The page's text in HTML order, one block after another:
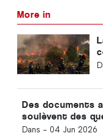
More in
Des documents
soulèvent des
politiques
Dans - 04 Jun 2026